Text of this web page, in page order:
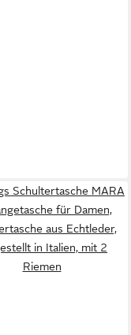
Schultertasche MARA
für Damen,
aus Echtleder,
in Italien, mit 2
Riemen